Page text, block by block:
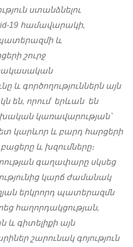
ստանձնելու
19 համավարակի,
և
շուրջ
և գործողություններն այն
են, որում երևան են
կառավարության՝
կարևոր և բարդ հարցերի
և խզումները։
գաղափարը սկսեց
կարճ ժամանակ
երկրորդ պատերազմն
հաղորդակցության,
և գիտելիքի այն
շարունակ գոյություն